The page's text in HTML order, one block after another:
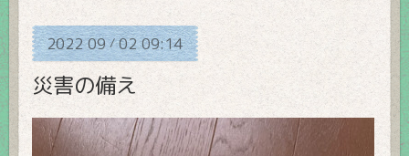
2022 09/02 09:14
災害の備え